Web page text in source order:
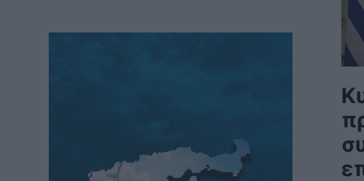
ΠΟΛΙΤΙΚΗ 06/08/2026 - 14:37
Κουκουλόπουλος: Τελευταία η Δυτική
Μακεδονία στους μόνιμους διορισμούς